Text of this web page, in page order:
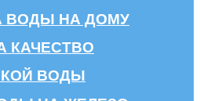
ВОДЫ НА ДОМУ
КАЧЕСТВО
ВОДЫ